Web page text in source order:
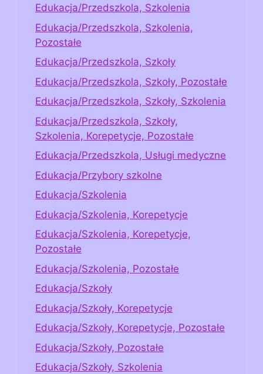
Edukacja/Przedszkola, Szkolenia
Edukacja/Przedszkola, Szkolenia,
Pozostałe
Edukacja/Przedszkola, Szkoły
Edukacja/Przedszkola, Szkoły, Pozostałe
Edukacja/Przedszkola, Szkoły, Szkolenia
Edukacja/Przedszkola, Szkoły,
Szkolenia, Korepetycje, Pozostałe
Edukacja/Przedszkola, Usługi medyczne
Edukacja/Przybory szkolne
Edukacja/Szkolenia
Edukacja/Szkolenia, Korepetycje
Edukacja/Szkolenia, Korepetycje,
Pozostałe
Edukacja/Szkolenia, Pozostałe
Edukacja/Szkoły
Edukacja/Szkoły, Korepetycje
Edukacja/Szkoły, Korepetycje, Pozostałe
Edukacja/Szkoły, Pozostałe
Edukacja/Szkoły, Szkolenia